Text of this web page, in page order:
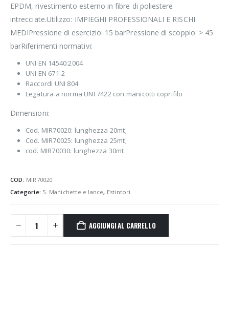
EPDM, rivestimento esterno in fibre di poliestere
intrecciate.Utilizzo: IMPIEGHI PROFESSIONALI E RISCHI
MEDIPressione di esercizio: 15 barPressione di scoppio: > 45
barRiferimenti normativi:
UNI EN 14540:2004
UNI EN 671-2
Raccordi UNI 804
Legatura a norma UNI 7422 con manicotti coprifilo
Dimensioni:
Cod. MIR70020: lunghezza 20mt;
Cod. MIR70025: lunghezza 25mt;
cod. MIR70030: lunghezza 30mt.
COD: MIR70020
Categorie: 5. Manichette e lance, Estintori
AGGIUNGI AL CARRELLO